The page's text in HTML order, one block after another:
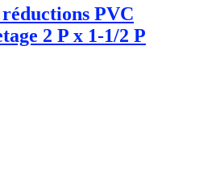
PVC
2 P x 1-1/2 P